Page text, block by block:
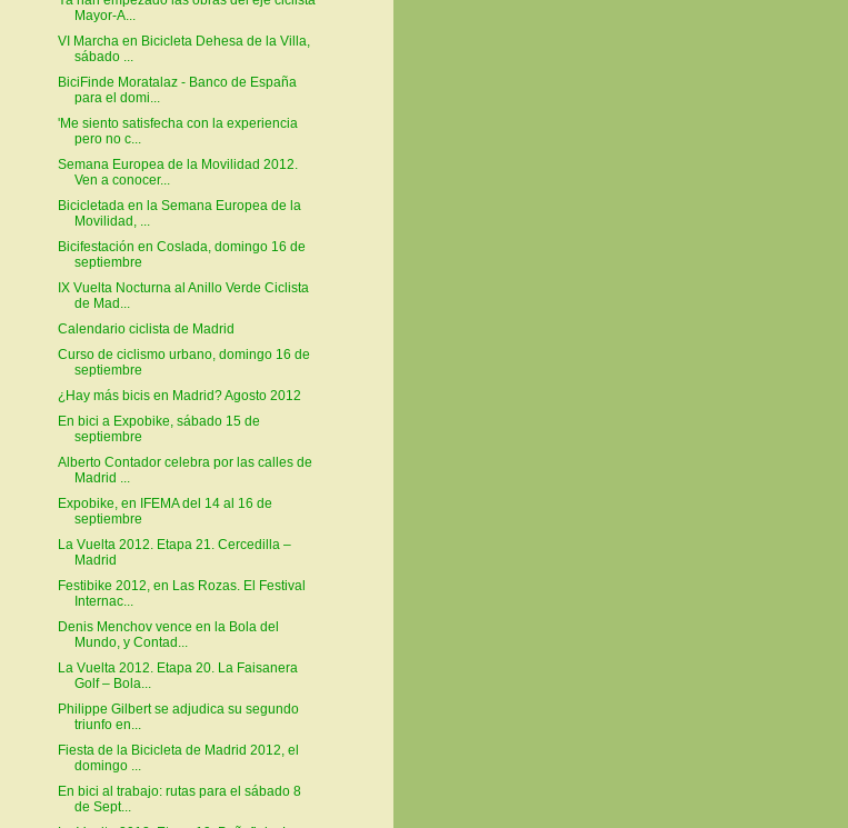
Mayor-A...
VI Marcha en Bicicleta Dehesa de la Villa,
sábado ...
BiciFinde Moratalaz - Banco de España
para el domi...
'Me siento satisfecha con la experiencia
pero no c...
Semana Europea de la Movilidad 2012.
Ven a conocer...
Bicicletada en la Semana Europea de la
Movilidad, ...
Bicifestación en Coslada, domingo 16 de
septiembre
IX Vuelta Nocturna al Anillo Verde Ciclista
de Mad...
Calendario ciclista de Madrid
Curso de ciclismo urbano, domingo 16 de
septiembre
¿Hay más bicis en Madrid? Agosto 2012
En bici a Expobike, sábado 15 de
septiembre
Alberto Contador celebra por las calles de
Madrid ...
Expobike, en IFEMA del 14 al 16 de
septiembre
La Vuelta 2012. Etapa 21. Cercedilla –
Madrid
Festibike 2012, en Las Rozas. El Festival
Internac...
Denis Menchov vence en la Bola del
Mundo, y Contad...
La Vuelta 2012. Etapa 20. La Faisanera
Golf – Bola...
Philippe Gilbert se adjudica su segundo
triunfo en...
Fiesta de la Bicicleta de Madrid 2012, el
domingo ...
En bici al trabajo: rutas para el sábado 8
de Sept...